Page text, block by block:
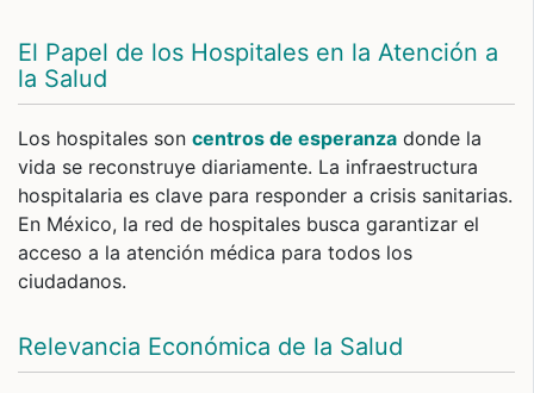
El Papel de los Hospitales en la Atención a
la Salud
Los hospitales son centros de esperanza donde la
vida se reconstruye diariamente. La infraestructura
hospitalaria es clave para responder a crisis sanitarias.
En México, la red de hospitales busca garantizar el
acceso a la atención médica para todos los
ciudadanos.
Relevancia Económica de la Salud